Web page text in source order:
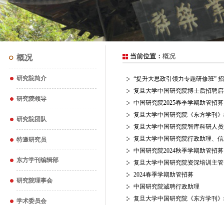
概况
研究院简介
研究院领导
研究院团队
特邀研究员
东方学刊编辑部
研究院理事会
学术委员会
当前位置： 概况
“提升大思政引领力专题研修班”
复旦大学中国研究院博士后招聘
中国研究院2025春季学期助管招募
复旦大学中国研究院《东方学刊
复旦大学中国研究院智库科研人
复旦大学中国研究院行政助理、
中国研究院2024秋季学期助管招募
复旦大学中国研究院资深培训主
2024春季学期助管招募
中国研究院诚聘行政助理
复旦大学中国研究院《东方学刊